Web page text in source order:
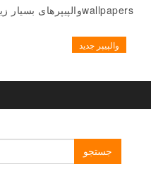
wallpapersوالپیپرهای بسیار زیبا و باکیفیت عاشقانه
والپیپر جدید
برای: